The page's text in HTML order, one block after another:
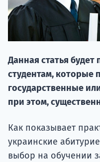
Данная статья
студентам, которые
государственные
при этом,
Как показывает
украинские
выбор на обучении